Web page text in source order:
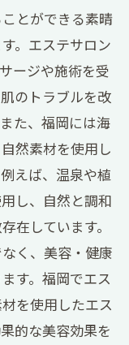
とができる素晴
。エステサロン
ージや施術を受
のトラブルを改
た、福岡には海
然素材を使用し
えば、温泉や植
し、自然と調和
在しています。
く、美容・健康
す。福岡でエス
を使用したエス
的な美容効果を